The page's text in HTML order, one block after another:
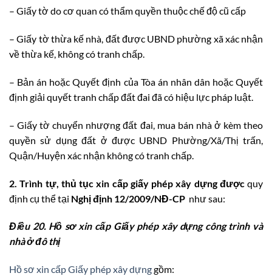
– Giấy tờ do cơ quan có thẩm quyền thuộc chế độ cũ cấp
– Giấy tờ thừa kế nhà, đất được UBND phường xã xác nhận
về thừa kế, không có tranh chấp.
– Bản án hoặc Quyết định của Tòa án nhân dân hoặc Quyết
định giải quyết tranh chấp đất đai đã có hiệu lực pháp luật.
– Giấy tờ chuyển nhượng đất đai, mua bán nhà ở kèm theo
quyền sử dụng đất ở được UBND Phường/Xã/Thị trấn,
Quận/Huyện xác nhận không có tranh chấp.
2. Trình tự, thủ tục xin cấp giấy phép xây dựng được quy
định cụ thể tại Nghị định 12/2009/NĐ-CP như sau:
Điều 20. Hồ sơ xin cấp Giấy phép xây dựng công trình và
nhà ở đô thị
Hồ sơ xin cấp Giấy phép xây dựnggồm: